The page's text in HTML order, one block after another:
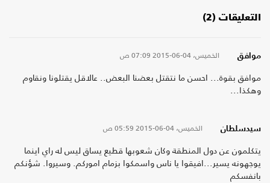
التعليقات (2)
موافق الخميس، 04-06-2015 07:09 ص
موافق بقوة... احسن ما نتقتل بعضنا البعض.. عالاقل يقتلونا ونقاوم
وهكذا...
سيدسلطان الخميس، 04-06-2015 05:59 ص
يتكلمون عن دول المنطقة وكان شعوبها قطيع يساق ليس له راي اينما
يوجهونه يسير...افيقوا يا ناس واسمكوا بزمام اموركم. وسيروا. شؤنكم
بانفسكم